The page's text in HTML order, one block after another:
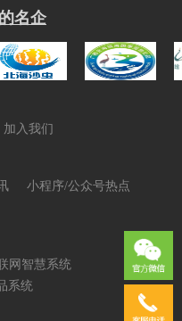
名企
加入我们
小程序/公众号热点
网智慧系统
系统